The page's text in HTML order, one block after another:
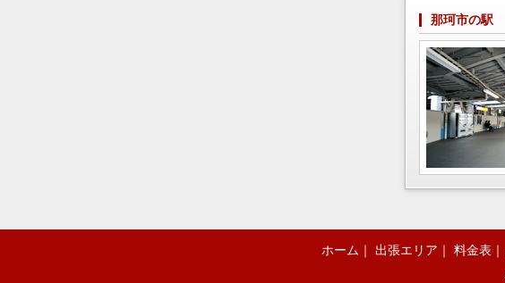
那珂市の駅
ホーム 出張エリア 料金表